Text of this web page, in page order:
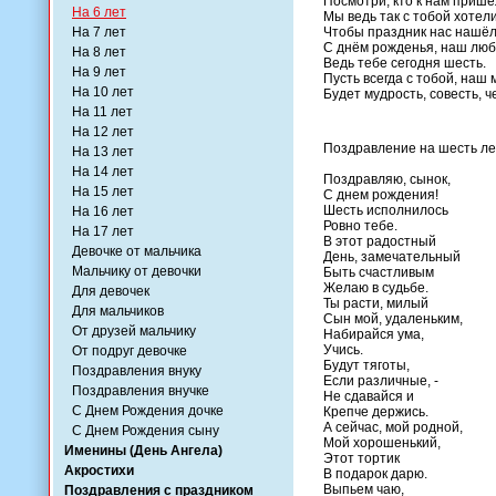
На 6 лет
На 7 лет
На 8 лет
На 9 лет
На 10 лет
На 11 лет
На 12 лет
На 13 лет
На 14 лет
На 15 лет
На 16 лет
На 17 лет
Девочке от мальчика
Мальчику от девочки
Для девочек
Для мальчиков
От друзей мальчику
От подруг девочке
Поздравления внуку
Поздравления внучке
С Днем Рождения дочке
С Днем Рождения сыну
Именины (День Ангела)
Акростихи
Поздравления с праздником
Мы ведь так с тобой
Чтобы праздник нас
С днём рожденья, наш
Ведь тебе сегодня шесть.
Пусть всегда с тобой, наш
Будет мудрость, совесть,
Поздравление на шесть
Поздравляю, сынок,
С днем рождения!
Шесть исполнилось
Ровно тебе.
В этот радостный
День, замечательный
Быть счастливым
Желаю в судьбе.
Ты расти, милый
Сын мой, удаленьким,
Набирайся ума,
Учись.
Будут тяготы,
Если различные, -
Не сдавайся и
Крепче держись.
А сейчас, мой родной,
Мой хорошенький,
Этот тортик
В подарок дарю.
Выпьем чаю,